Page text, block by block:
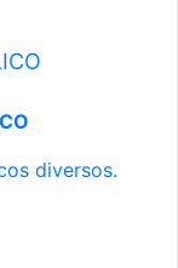
diversos.